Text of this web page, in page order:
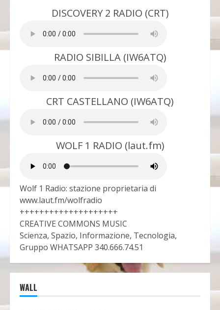
DISCOVERY 2 RADIO (CRT)
RADIO SIBILLA (IW6ATQ)
CRT CASTELLANO (IW6ATQ)
WOLF 1 RADIO (laut.fm)
Wolf 1 Radio: stazione proprietaria di
www.laut.fm/wolfradio
++++++++++++++++++++
CREATIVE COMMONS MUSIC
Scienza, Spazio, Informazione, Tecnologia,
Gruppo WHATSAPP 340.666.74.51
WALL